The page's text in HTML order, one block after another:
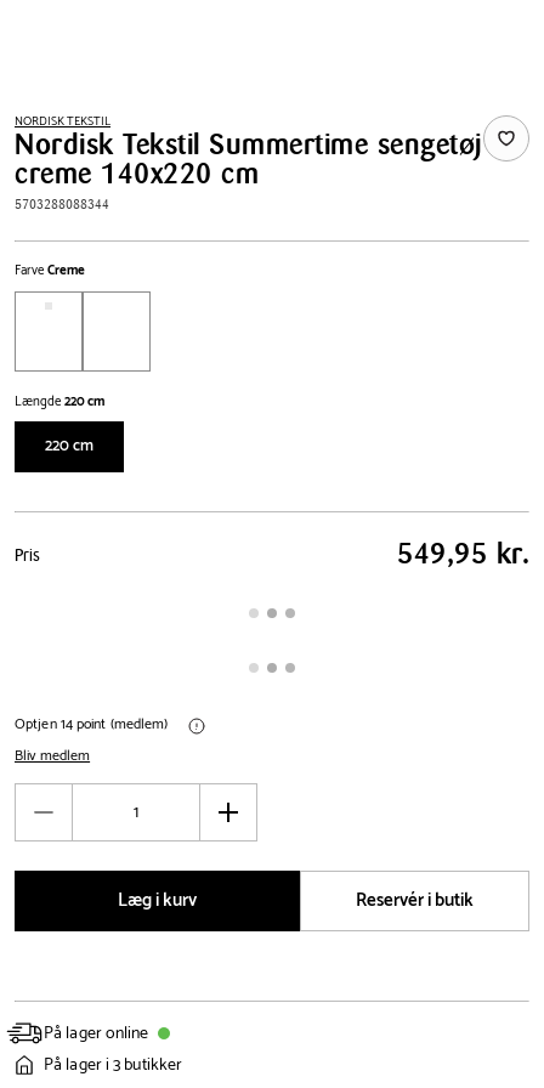
NORDISK TEKSTIL
Nordisk Tekstil Summertime sengetøj
creme 140x220 cm
5703288088344
FarveCreme
Længde220 cm
220 cm
Pris
tabel
Pris 549,95 kr.
Optjen 14 point (medlem)
Bliv medlem
Antal
Øg
Læg i kurv
Reservér i butik
På lager online
På lager i 3 butikker